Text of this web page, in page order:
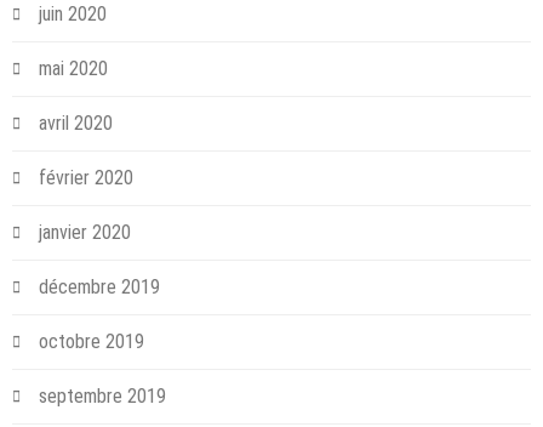
juin 2020
mai 2020
avril 2020
février 2020
janvier 2020
décembre 2019
octobre 2019
septembre 2019